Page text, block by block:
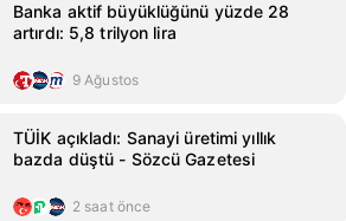
Banka aktif büyüklüğünü yüzde 28
artırdı: 5,8 trilyon lira
9 Ağustos
TÜİK açıkladı: Sanayi üretimi yıllık
bazda düştü - Sözcü Gazetesi
2 saat önce